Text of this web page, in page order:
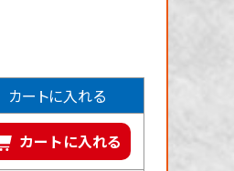
カートに入れる
カートに入れる